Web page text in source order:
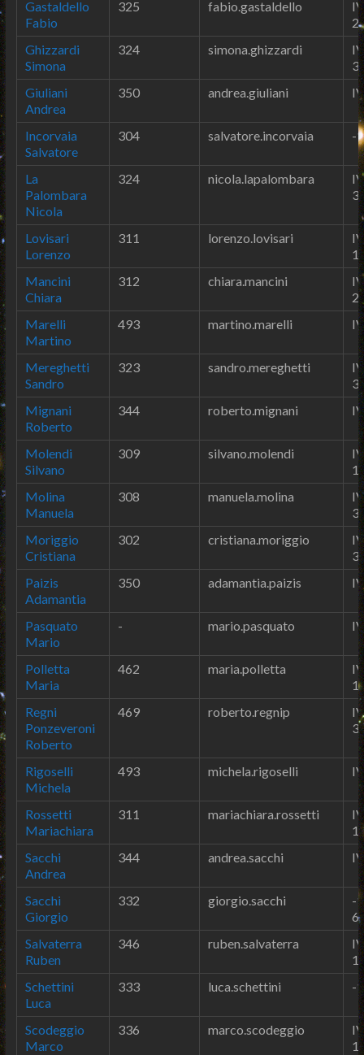
Gastaldello
Fabio
325 fabio.gastaldello
Ghizzardi
Simona
324 simona.ghizzardi
Giuliani
Andrea
350 andrea.giuliani
Incorvaia
Salvatore
304 salvatore.incorvaia -
La
Palombara
Nicola
324 nicola.lapalombara
Lovisari
Lorenzo
311 lorenzo.lovisari
Mancini
Chiara
312 chiara.mancini
Marelli
Martino
493 martino.marelli
Mereghetti
Sandro
323 sandro.mereghetti
Mignani
Roberto
344 roberto.mignani
Molendi
Silvano
309 silvano.molendi
Molina
Manuela
308 manuela.molina
Moriggio
Cristiana
302 cristiana.moriggio
Paizis
Adamantia
350 adamantia.paizis
Pasquato
Mario
- mario.pasquato
Polletta
Maria
462 maria.polletta
Regni
Ponzeveroni
Roberto
469 roberto.regnip
Rigoselli
Michela
493 michela.rigoselli
Rossetti
Mariachiara
311 mariachiara.rossetti
Sacchi
Andrea
344 andrea.sacchi
Sacchi
Giorgio
332 giorgio.sacchi
-
Salvaterra
Ruben
346 ruben.salvaterra
Schettini
Luca
333 luca.schettini -
Scodeggio
Marco
336 marco.scodeggio